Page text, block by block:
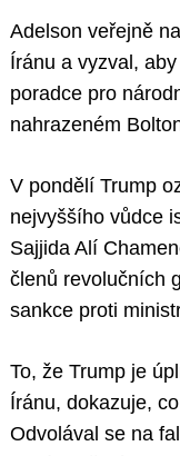
Adelson veřejně
Íránu a vyzval,
poradce pro
nahrazeném
V pondělí Trump
nejvyššího vůdce
Sajjida Alí
členů revolučních
sankce proti
To, že Trump je
Íránu, dokazuje,
Odvolával se na